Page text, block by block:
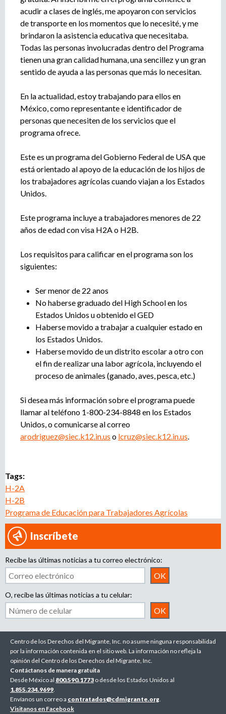
acudir a clases de inglés, me apoyaron con servicios
de transporte en los momentos que lo necesité, y me
brindaron la asistencia educativa que necesitaba.
Todas las personas involucradas dentro del Programa
tienen una gran calidad humana, una sencillez y un gran
sentido de ayuda a las personas que más lo necesitan.
En la actualidad, estoy trabajando para ellos en
México, como representante e identificador de
personas que necesiten de los servicios que el
programa ofrece.
Este es un programa del Gobierno Federal de USA que
está orientado al apoyo de la educación de los hijos de
los trabajadores agrícolas cuando viajan a los Estados
Unidos.
Este programa incluye a trabajadores menores de 22
años de edad con visa H2A o H2B.
Los requisitos para calificar en el programa son los
siguientes:
Ser menor de 22 anos
No haberse graduado del High School en los
Estados Unidos u obtenido el GED
Haberse movido a trabajar a cualquier estado en
los Estados Unidos.
Haberse movido de un distrito escolar a otro con
el fin de realizar una labor agrícola, incluyendo el
proceso de animales (ganado, aves, pesca, etc.)
Si desea más información sobre el programa puede
llamar al teléfono 1-800-234-8848 en los Estados
Unidos, o comunicarse al correo
arodriguez@siec.k12.in.us o lcruz@siec.k12.in.us
Tags:
H-2A
H-2B
Programa de Educación para Trabajadores Agrícolas
Inscríbete
Recibe las últimas noticias a tu correo electrónico:
O, recibe las últimas noticias a tu celular:
Centro de los Derechos del Migrante, Inc. no asume ninguna responsabilidad
por la información contenida en el sitio web. La información no refleja la
opinión del Centro de los Derechos del Migrante, Inc.
Contáctanos de manera gratuita
Desde México al 800.590.1773 o desde los Estados Unidos al
1.855.234.9699
Envíanos un correo a contratados@cdmigrante.org
Visitanos en Facebook